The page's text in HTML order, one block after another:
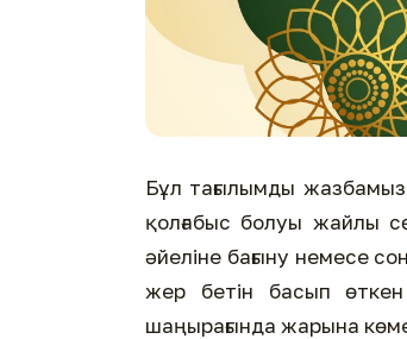
Бұл тағылымды
қолғабыс болуы жайлы
әйеліне бағыну немесе
жер бетін басып
шаңырағында жарына